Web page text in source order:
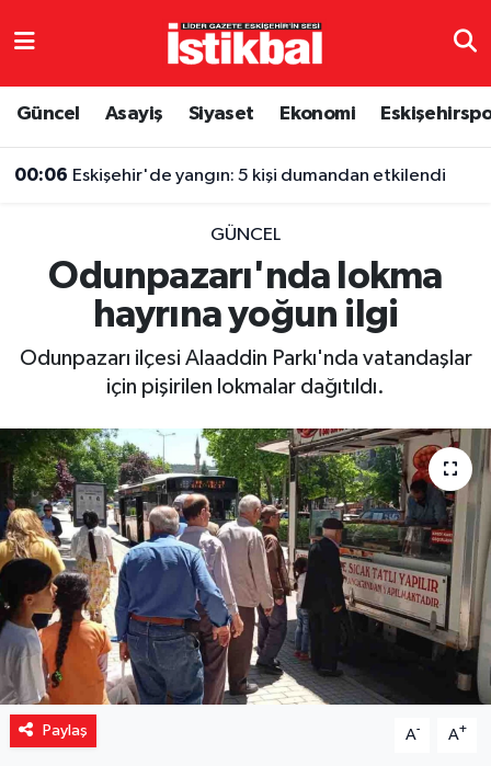
Güncel Asayiş Siyaset Ekonomi
00:06 Eskişehir'de yangın: 5 kişi dumandan etkilendi
GÜNCEL
Odunpazarı'nda lokma
hayrına yoğun ilgi
Odunpazarı ilçesi Alaaddin Parkı'nda vatandaşlar
için pişirilen lokmalar dağıtıldı.
Paylaş A- A+
Eskişehirspor
Spor
Eğitim
Sağlık
Yaşam
Resmi ilanlar
Eskişehir Nöbetçi Eczaneler
TFF 3.Lig 4.Grup Puan Durumu ve Fikstür
Tüm Manşetler
Haber Arşivi